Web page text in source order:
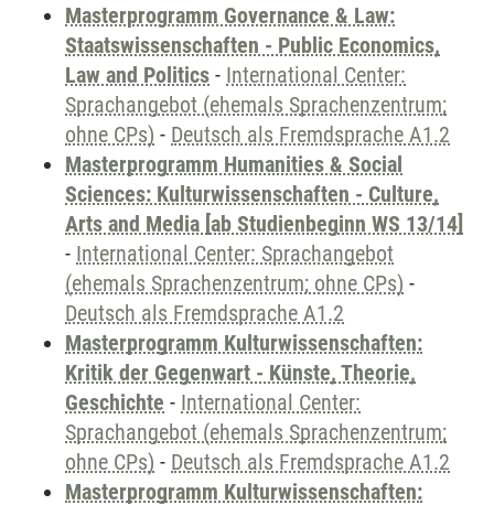
Masterprogramm Governance & Law:
Staatswissenschaften - Public Economics,
Law and Politics - International Center:
Sprachangebot (ehemals Sprachenzentrum;
ohne CPs) - Deutsch als Fremdsprache A1.2
Masterprogramm Humanities & Social
Sciences: Kulturwissenschaften - Culture,
Arts and Media [ab Studienbeginn WS 13/14]
- International Center: Sprachangebot
(ehemals Sprachenzentrum; ohne CPs) -
Deutsch als Fremdsprache A1.2
Masterprogramm Kulturwissenschaften:
Kritik der Gegenwart - Künste, Theorie,
Geschichte - International Center:
Sprachangebot (ehemals Sprachenzentrum;
ohne CPs) - Deutsch als Fremdsprache A1.2
Masterprogramm Kulturwissenschaften: